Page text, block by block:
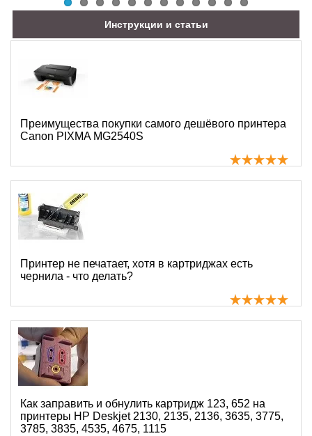
Инструкции и статьи
Преимущества покупки самого дешёвого принтера
Canon PIXMA MG2540S
Принтер не печатает, хотя в картриджах есть
чернила - что делать?
Как заправить и обнулить картридж 123, 652 на
принтеры HP Deskjet 2130, 2135, 2136, 3635, 3775,
3785, 3835, 4535, 4675, 1115